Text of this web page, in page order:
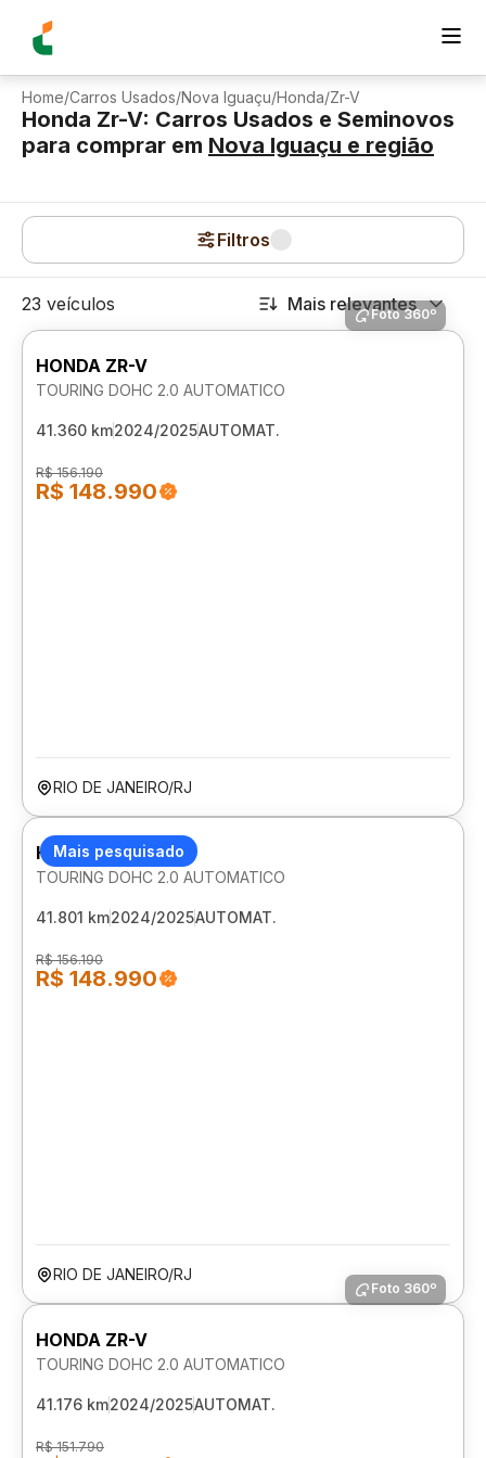
Home/Carros Usados/Nova Iguaçu/Honda/Zr-V
Honda Zr-V: Carros Usados e Seminovos
para comprar em Nova Iguaçu e região
Filtros
23 veículos Mais relevantes
Foto 360º
HONDA ZR-V
TOURING DOHC 2.0 AUTOMATICO
41.360 km2024/2025AUTOMAT.
R$ 156.190
R$ 148.990
RIO DE JANEIRO/RJ
Mais pesquisado
HONDA ZR-V
TOURING DOHC 2.0 AUTOMATICO
41.801 km2024/2025AUTOMAT.
R$ 156.190
R$ 148.990
RIO DE JANEIRO/RJ
Foto 360º
HONDA ZR-V
TOURING DOHC 2.0 AUTOMATICO
41.176 km2024/2025AUTOMAT.
R$ 151.790